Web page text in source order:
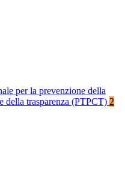
per la prevenzione della
della trasparenza (PTPCT) 2